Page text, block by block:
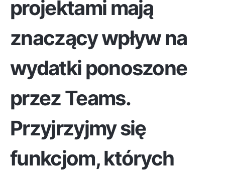
projektami mają
znaczący wpływ na
wydatki ponoszone
przez Teams.
Przyjrzyjmy się
funkcjom, których